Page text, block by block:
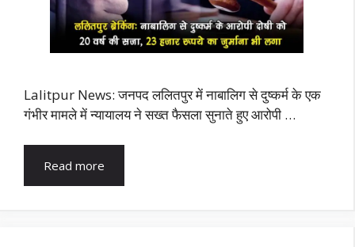
Lalitpur News: जनपद ललितपुर में नाबालिग से दुष्कर्म के एक
गंभीर मामले में न्यायालय ने सख्त फैसला सुनाते हुए आरोपी …
Read more